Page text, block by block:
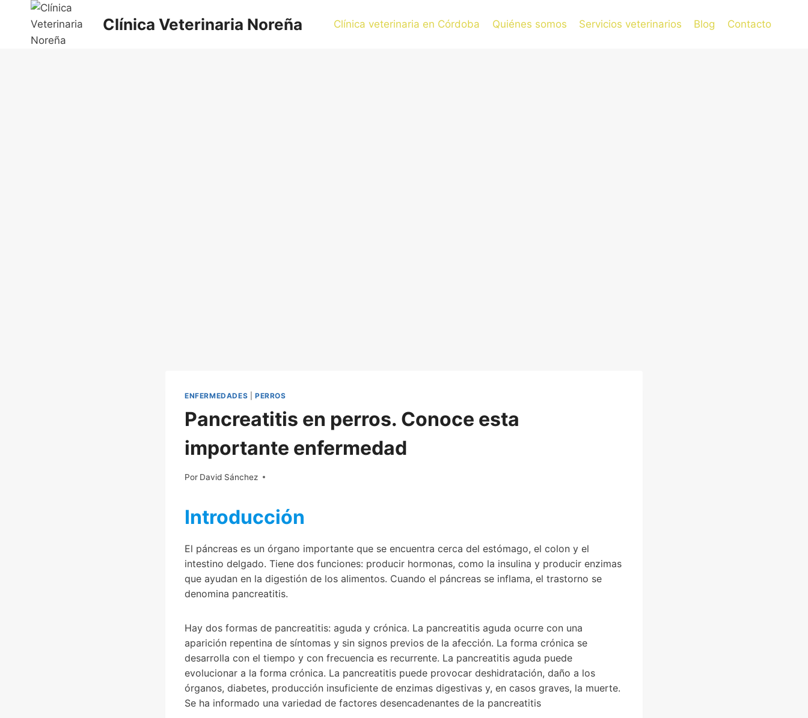
contenido
Clínica Veterinaria Noreña Clínica veterinaria en Córdoba Quiénes somos Servicios veterinarios Blog Contacto
ENFERMEDADES PERROS
Pancreatitis en perros. Conoce esta
importante enfermedad
Por David Sánchez
22/11/2022
Introducción
El páncreas es un órgano importante que se encuentra cerca del estómago, el colon y el
intestino delgado. Tiene dos funciones: producir hormonas, como la insulina y producir enzimas
que ayudan en la digestión de los alimentos. Cuando el páncreas se inflama, el trastorno se
denomina pancreatitis.
Hay dos formas de pancreatitis: aguda y crónica. La pancreatitis aguda ocurre con una
aparición repentina de síntomas y sin signos previos de la afección. La forma crónica se
desarrolla con el tiempo y con frecuencia es recurrente. La pancreatitis aguda puede
evolucionar a la forma crónica. La pancreatitis puede provocar deshidratación, daño a los
órganos, diabetes, producción insuficiente de enzimas digestivas y, en casos graves, la muerte.
Se ha informado una variedad de factores desencadenantes de la pancreatitis